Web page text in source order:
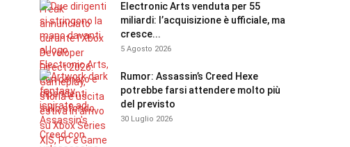
Electronic Arts venduta per 55
miliardi: l’acquisizione è ufficiale, ma
cresce...
5 Agosto 2026
Rumor: Assassin’s Creed Hexe
potrebbe farsi attendere molto più
del previsto
30 Luglio 2026